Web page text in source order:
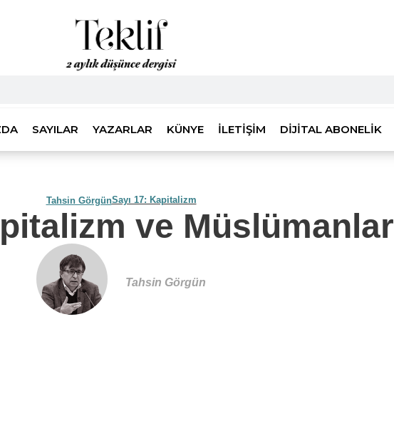
SAYILAR YAZARLAR KÜNYE İLETIŞIM DIJITAL ABONELIK
Tahsin GörgünSayı 17: Kapitalizm
ve Müslümanlar
Tahsin Görgün